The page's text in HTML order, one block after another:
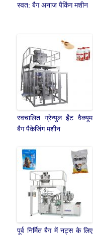
स्वत: बैग अनाज पैकिंग मशीन
स्वचालित ग्रेन्युल ईंट वैक्यूम
बैग पैकेजिंग मशीन
पूर्व निर्मित बैग में नट्स के लिए